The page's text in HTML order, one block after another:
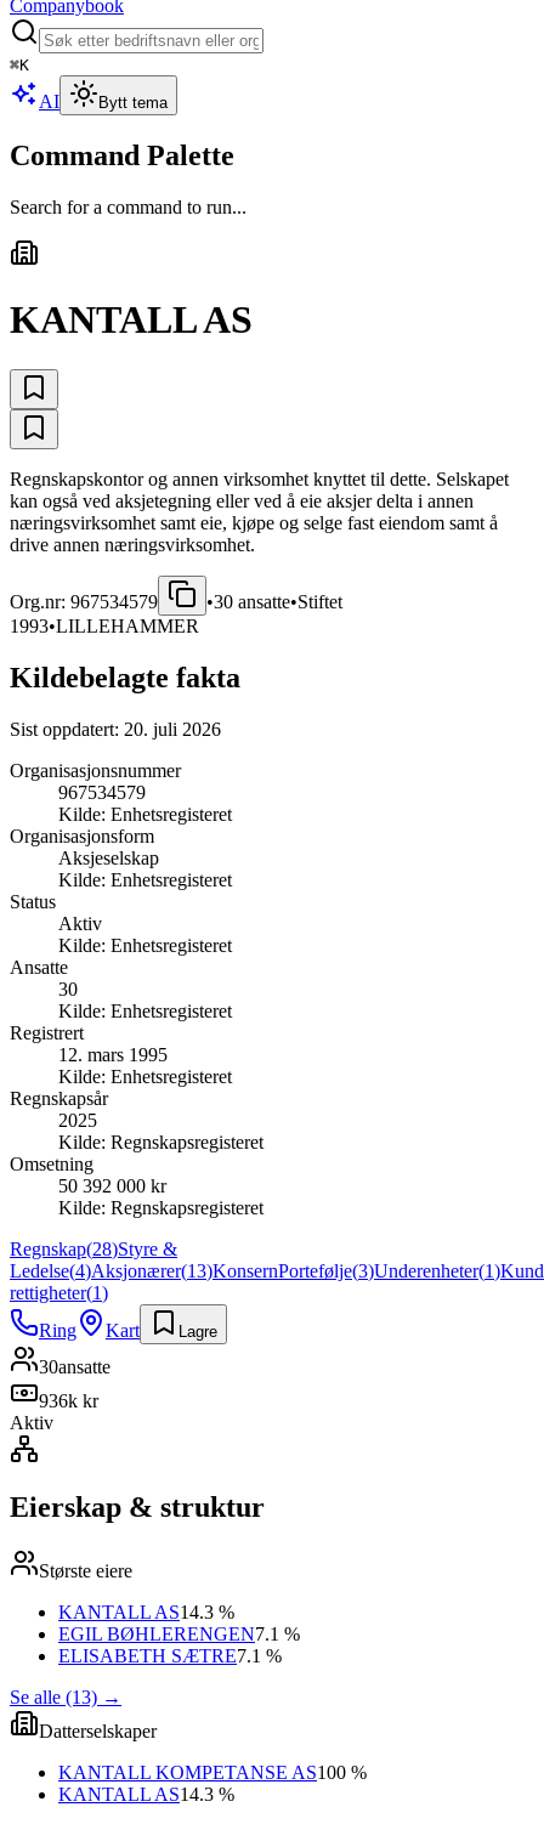
Companybook
⌘K
AI Bytt tema
Command Palette
Search for a command to run...
KANTALL AS
Regnskapskontor og annen virksomhet knyttet til dette. Selskapet
kan også ved aksjetegning eller ved å eie aksjer delta i annen
næringsvirksomhet samt eie, kjøpe og selge fast eiendom samt å
drive annen næringsvirksomhet.
Org.nr: 967534579 •30 ansatte•Stiftet
1993•LILLEHAMMER
Kildebelagte fakta
Sist oppdatert: 20. juli 2026
Organisasjonsnummer
967534579
Kilde: Enhetsregisteret
Organisasjonsform
Aksjeselskap
Kilde: Enhetsregisteret
Status
Aktiv
Kilde: Enhetsregisteret
Ansatte
30
Kilde: Enhetsregisteret
Registrert
12. mars 1995
Kilde: Enhetsregisteret
Regnskapsår
2025
Kilde: Regnskapsregisteret
Omsetning
50 392 000 kr
Kilde: Regnskapsregisteret
Regnskap(28)Styre &
Ledelse(4)Aksjonærer(13)KonsernPortefølje(3)Underenheter(1)
rettigheter(1)
Ring
Kart Lagre
30ansatte
936k kr
Aktiv
Eierskap & struktur
Største eiere
KANTALL AS14.3 %
EGIL BØHLERENGEN7.1 %
ELISABETH SÆTRE7.1 %
Se alle (13) →
Datterselskaper
KANTALL KOMPETANSE AS100 %
KANTALL AS14.3 %